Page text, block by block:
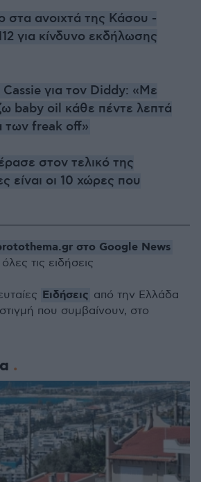
στα ανοιχτά της Κάσου -
για κίνδυνο εκδήλωσης
για τον Diddy: «Με
baby oil κάθε πέντε λεπτά
των freak off»
στον τελικό της
είναι οι 10 χώρες που
στο Google News
τις ειδήσεις
Ειδήσεις από την Ελλάδα
που συμβαίνουν, στο